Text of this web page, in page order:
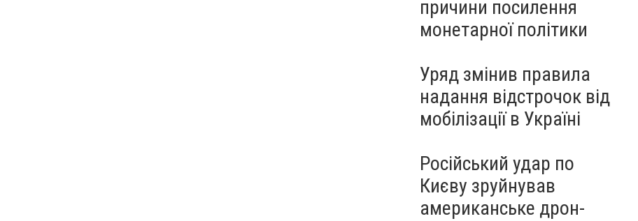
причини посилення
монетарної політики
Уряд змінив правила
надання відстрочок від
мобілізації в Україні
Російський удар по
Києву зруйнував
американське дрон-